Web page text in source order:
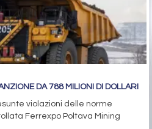
DA 788 MILIONI DI DOLLARI
violazioni delle norme
Ferrexpo Poltava Mining